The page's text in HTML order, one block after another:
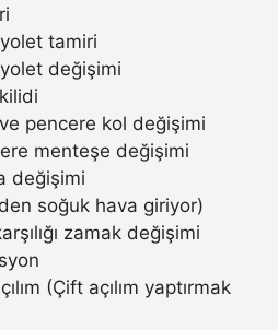
tamiri
değişimi
pencere kol değişimi
menteşe değişimi
değişimi
soğuk hava giriyor)
zamak değişimi
(Çift açılım yaptırmak